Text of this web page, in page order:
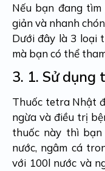
Nếu bạn đang
giản và nhanh
Dưới đây là 3 loại
mà bạn có thể
3. 1. Sử dụng
Thuốc tetra Nhật
ngừa và điều trị
thuốc này thì
nước, ngâm cá
với 100l nước và